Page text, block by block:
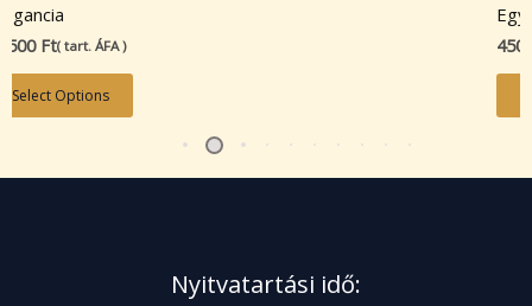
Ft( tart. ÁFA )
Select Options
Nyitvatartási idő: